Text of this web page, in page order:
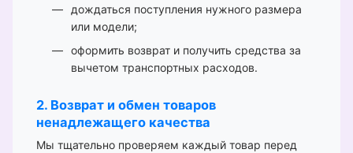
дождаться поступления нужного размера
или модели;
оформить возврат и получить средства за
вычетом транспортных расходов.
2. Возврат и обмен товаров
ненадлежащего качества
Мы тщательно проверяем каждый товар перед